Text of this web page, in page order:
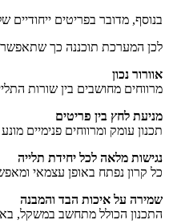
בנוסף, מדובר בפריטים
לכן המערכת תוכננה כך
אוורור נכון
מרווחים מחושבים בין שורות
מניעת לחץ בין פריטים
תכנון עומק ומרווחים פנימיים
נגישות מלאה לכל יחידת תלייה
כל קרון נפתח באופן עצמאי
שמירה על איכות הבד והמבנה
התכנון הכולל מתחשב במשקל,